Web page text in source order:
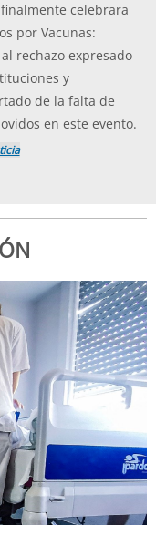
celebrara
por Vacunas:
rechazo expresado
y
de la falta de
en este evento.